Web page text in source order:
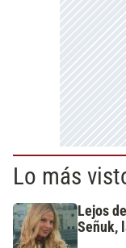
Lo más
Lejos
Señuk,